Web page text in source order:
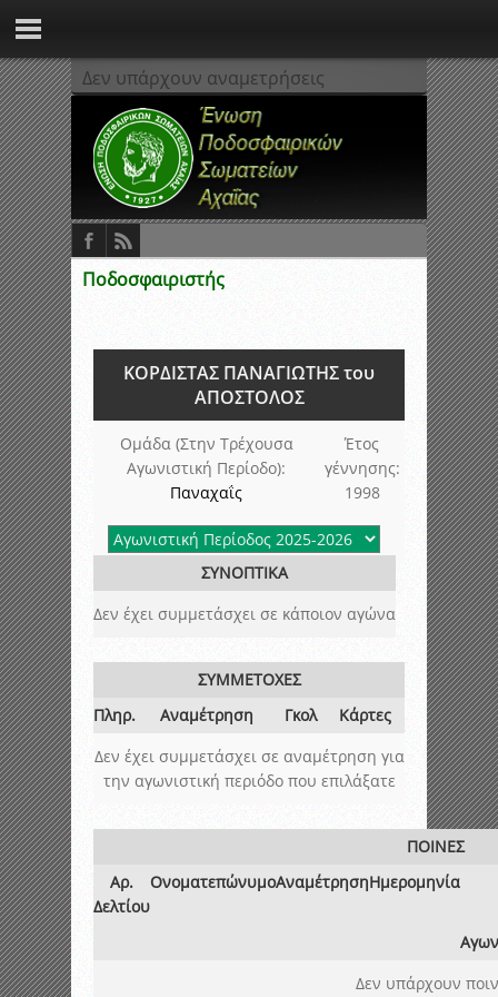
Δεν υπάρχουν αναμετρήσεις
Ποδοσφαιριστής
ΚΟΡΔΙΣΤΑΣ ΠΑΝΑΓΙΩΤΗΣ του
ΑΠΟΣΤΟΛΟΣ
Ομάδα (Στην Τρέχουσα
Αγωνιστική Περίοδο):
Παναχαΐς
Έτος
γέννησης:
1998
ΣΥΝΟΠΤΙΚΑ
Δεν έχει συμμετάσχει σε κάποιον αγώνα
ΣΥΜΜΕΤΟΧΕΣ
Πληρ.
Αναμέτρηση Γκολ
Κάρτες
Δεν έχει συμμετάσχει σε αναμέτρηση για
την αγωνιστική περιόδο που επιλάξατε
ΠΟΙΝΕΣ
Αρ.
Δελτίου
ΟνοματεπώνυμοΑναμέτρησηΗμερομηνία
Δεν υπάρχουν